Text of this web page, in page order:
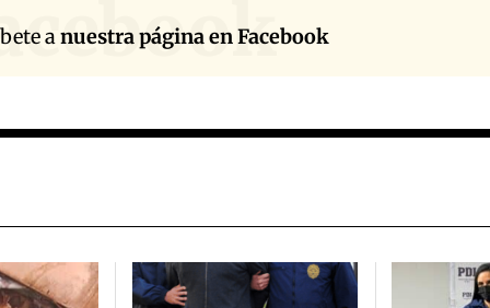
anuestra página en Facebook